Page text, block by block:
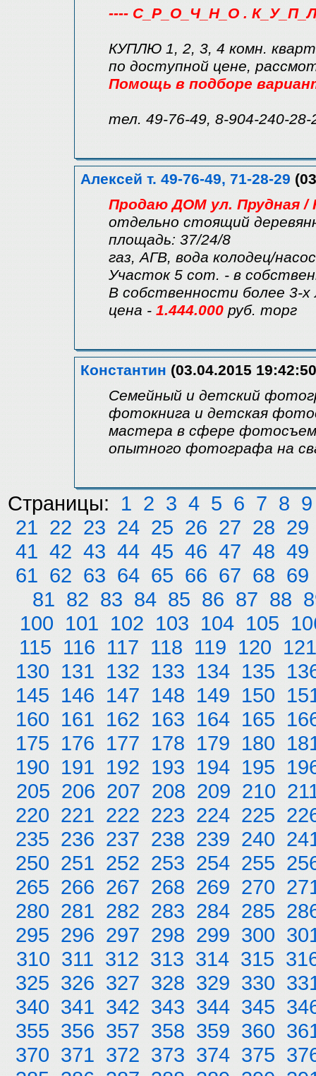
---- С_Р_О_Ч_Н_О .
КУПЛЮ 1, 2, 3, 4 комн.
по доступной цене,
Помощь в подборе
тел. 49-76-49, 8-904-240-28-
Алексей т. 49-76-49, 71-28-29
Продаю ДОМ ул. Прудная /
отдельно стоящий
площадь: 37/24/8
газ, АГВ, вода колодец/
Участок 5 сот. - в
В собственности более 3-
цена - 1.444.000 руб. торг
Константин (03.04.2015
Семейный и детский
фотокнига и детская
мастера в сфере
опытного фотографа на
Страницы: 1 2 3 4 5 6 7 8 9
21 22 23 24 25 26 27 28 29
41 42 43 44 45 46 47 48 49
61 62 63 64 65 66 67 68 69
81 82 83 84 85 86 87 88
100 101 102 103 104 105
115 116 117 118 119 120 121
130 131 132 133 134 135
145 146 147 148 149 150
160 161 162 163 164 165
175 176 177 178 179 180
190 191 192 193 194 195
205 206 207 208 209 210
220 221 222 223 224 225
235 236 237 238 239 240
250 251 252 253 254 255
265 266 267 268 269 270
280 281 282 283 284 285
295 296 297 298 299 300
310 311 312 313 314 315
325 326 327 328 329 330
340 341 342 343 344 345
355 356 357 358 359 360
370 371 372 373 374 375